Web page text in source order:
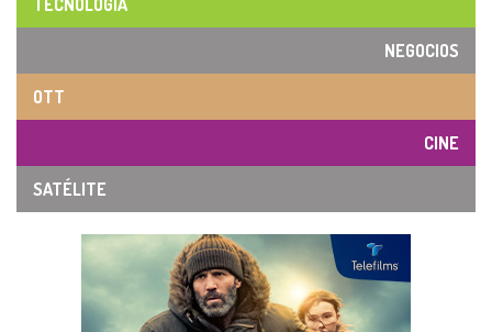
NEGOCIOS
OTT
CINE
SATÉLITE